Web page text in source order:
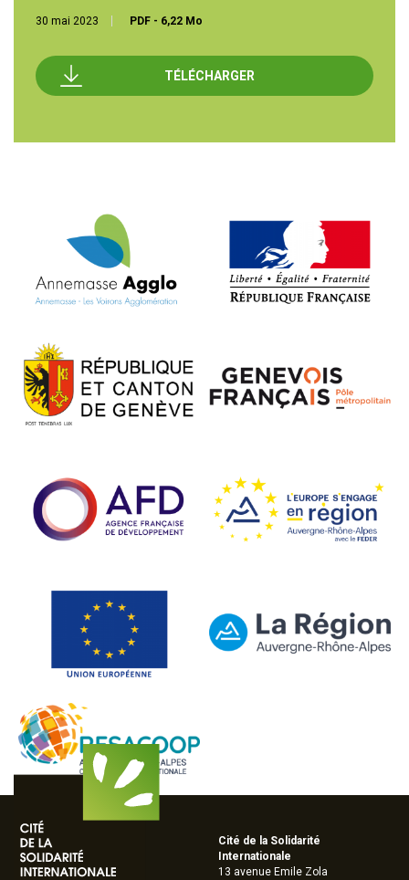
30 mai 2023 PDF - 6,22 Mo
TÉLÉCHARGER
Cité de la Solidarité
Internationale
13 avenue Emile Zola